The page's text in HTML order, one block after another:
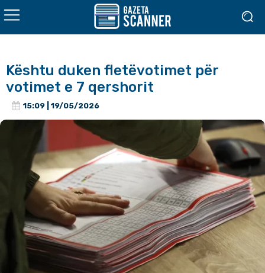
Kështu duken fletëvotimet për
votimet e 7 qershorit
15:09 | 19/05/2026